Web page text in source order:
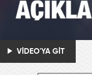
VİDEO'YA GİT